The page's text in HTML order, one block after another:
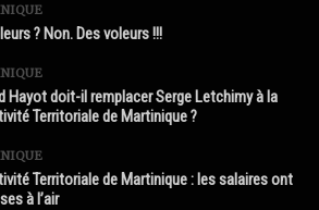
? Non. Des voleurs !!!
Hayot doit-il remplacer Serge Letchimy à la
Territoriale de Martinique ?
Territoriale de Martinique : les salaires ont
à l’air